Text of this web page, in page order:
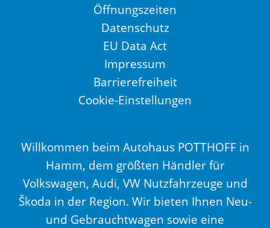
Öffnungszeiten
Datenschutz
EU Data Act
Impressum
Barrierefreiheit
Cookie-Einstellungen
Willkommen beim Autohaus POTTHOFF in
Hamm, dem größten Händler für
Volkswagen, Audi, VW Nutzfahrzeuge und
Škoda in der Region. Wir bieten Ihnen Neu-
und Gebrauchtwagen sowie eine